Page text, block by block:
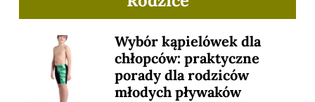
Wybór kąpielówek dla
chłopców: praktyczne
porady dla rodziców
młodych pływaków